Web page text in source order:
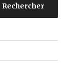
Rechercher